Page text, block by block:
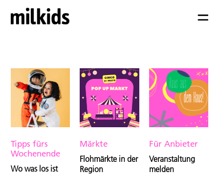
Tipps fürs
Wochenende
Wo was los ist
Märkte
Flohmärkte in der
Region
Für Anbieter
Veranstaltung
melden